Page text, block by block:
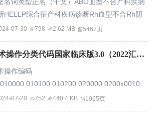
防治质量评价与管理指南（2022版）》编写专
通信作者：翟振国，中日友好医院呼吸中心呼
危重症医学科国家呼吸医学中心，北京
，中国医...
HELLP综合征产科疾病诊断Rh血型不合Rh阴
D抗体异常产科疾病诊断边缘性前置胎盘产科
科疾病诊断不良孕产史不完全臀先露产科疾病
性子宫收缩过强部分性葡萄胎和胎儿共存产科
断产程和分娩的并发症产科疾病诊断产程停滞
07-30 798 2.62 MB 5467页
手术操作分类代码国家临床版3.0（2022汇总版）.xlsx
操作编码
07-20 752 440.4 KB 1065页